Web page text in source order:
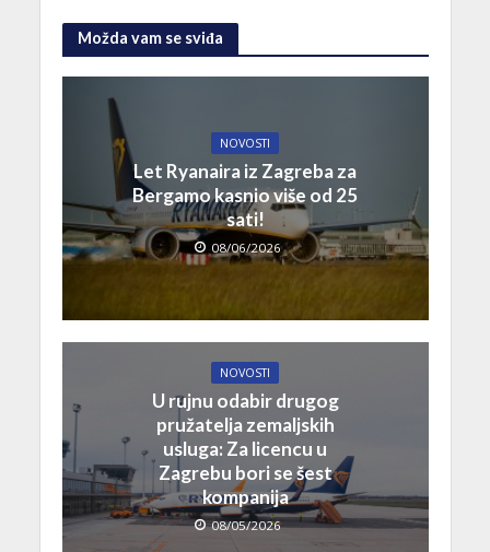
Možda vam se sviđa
NOVOSTI
Let Ryanaira iz Zagreba za
Bergamo kasnio više od 25
sati!
08/06/2026
NOVOSTI
U rujnu odabir drugog
pružatelja zemaljskih
usluga: Za licencu u
Zagrebu bori se šest
kompanija
08/05/2026